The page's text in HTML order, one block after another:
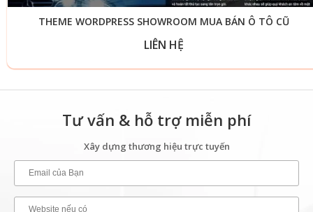
THEME WORDPRESS SHOWROOM MUA BÁN Ô TÔ CŨ
LIÊN HỆ
Tư vấn & hỗ trợ miễn phí
Xây dựng thương hiệu trực tuyến